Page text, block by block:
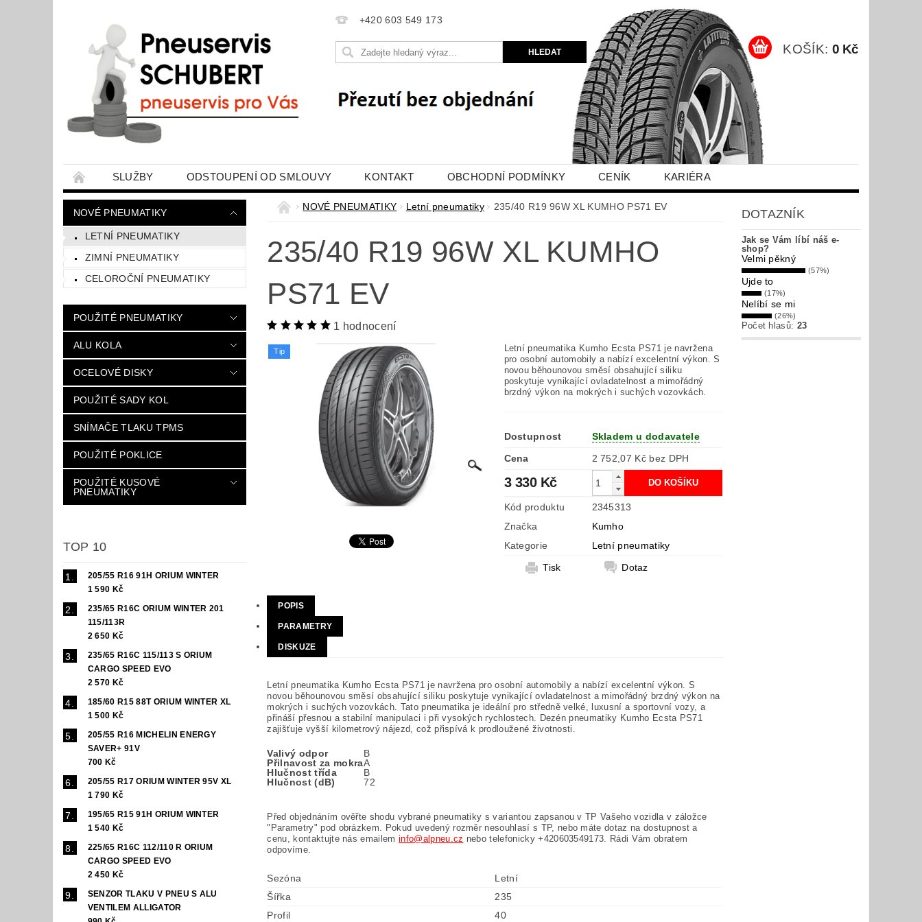
+420 603 549 173
KOŠÍK: 0 Kč
SLUŽBY ODSTOUPENÍ OD SMLOUVY KONTAKT OBCHODNÍ PODMÍNKY CENÍK KARIÉRA
ZPRACOVÁNÍ OSOBNÍCH ÚDAJŮ MOJE OBJEDNÁVKA
NOVÉ PNEUMATIKY
LETNÍ PNEUMATIKY
ZIMNÍ PNEUMATIKY
CELOROČNÍ PNEUMATIKY
POUŽITÉ PNEUMATIKY
ALU KOLA
OCELOVÉ DISKY
POUŽITÉ SADY KOL
SNÍMAČE TLAKU TPMS
POUŽITÉ POKLICE
POUŽITÉ KUSOVÉ
PNEUMATIKY
TOP 10
205/55 R16 91H ORIUM WINTER
1 590 Kč
235/65 R16C ORIUM WINTER 201
115/113R
2 650 Kč
235/65 R16C 115/113 S ORIUM
CARGO SPEED EVO
2 570 Kč
185/60 R15 88T ORIUM WINTER XL
1 500 Kč
205/55 R16 MICHELIN ENERGY
SAVER+ 91V
700 Kč
205/55 R17 ORIUM WINTER 95V XL
1 790 Kč
195/65 R15 91H ORIUM WINTER
1 540 Kč
225/65 R16C 112/110 R ORIUM
CARGO SPEED EVO
2 450 Kč
SENZOR TLAKU V PNEU S ALU
VENTILEM ALLIGATOR
NOVÉ PNEUMATIKY Letní pneumatiky 235/40 R19 96W XL KUMHO PS71 EV
235/40 R19 96W XL KUMHO
PS71 EV
1 hodnocení
Tip
Letní pneumatika Kumho Ecsta PS71 je navržena
pro osobní automobily a nabízí excelentní výkon. S
novou běhounovou směsí obsahující siliku
poskytuje vynikající ovladatelnost a mimořádný
brzdný výkon na mokrých i suchých vozovkách.
Dostupnost
Skladem u dodavatele
Cena
2 752,07 Kč bez DPH
3 330 Kč
Kód produktu
2345313
Značka
Kumho
Kategorie
Letní pneumatiky
Tisk
Dotaz
POPIS
PARAMETRY
DISKUZE
Letní pneumatika Kumho Ecsta PS71 je navržena pro osobní automobily a nabízí excelentní výkon. S
novou běhounovou směsí obsahující siliku poskytuje vynikající ovladatelnost a mimořádný brzdný výkon na
mokrých i suchých vozovkách. Tato pneumatika je ideální pro středně velké, luxusní a sportovní vozy, a
přináší přesnou a stabilní manipulaci i při vysokých rychlostech. Dezén pneumatiky Kumho Ecsta PS71
zajišťuje vyšší kilometrový nájezd, což přispívá k prodloužené životnosti.
Valivý odpor
B
Přilnavost za mokraA
Hlučnost třída
B
Hlučnost (dB)
72
Před objednáním ověřte shodu vybrané pneumatiky s variantou zapsanou v TP Vašeho vozidla v záložce
"Parametry" pod obrázkem. Pokud uvedený rozměr nesouhlasí s TP, nebo máte dotaz na dostupnost a
cenu, kontaktujte nás emailem info@alpneu.cz nebo telefonicky +420603549173. Rádi Vám obratem
odpovíme.
Sezóna
Letní
Šířka
235
Profil
40
DOTAZNÍK
Jak se Vám líbí náš e-
shop?
Velmi pěkný
(57%)
Ujde to
(17%)
Nelíbí se mi
(26%)
Počet hlasů: 23